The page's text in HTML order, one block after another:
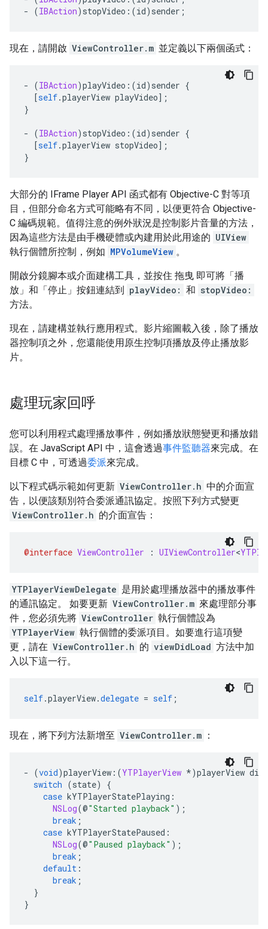
-
(IBAction) stopVideo :(id) sender ;
現在，請開啟 ViewController.m 並定義以下兩個函式：
- (IBAction)playVideo :(id) sender {
[self.playerView playVideo];
}
- (IBAction) stopVideo :(id) sender {
[self.playerView stopVideo];
}
大部分的 IFrame Player API 函式都有 Objective-C 對等項
目，但部分命名方式可能略有不同，以便更符合 Objective-
C 編碼規範。值得注意的例外狀況是控制影片音量的方法，
因為這些方法是由手機硬體或內建用於此用途的 UIView
執行個體所控制，例如 MPVolumeView 。
開啟分鏡腳本或介面建構工具，並按住 拖曳 即可將「播
放」 和「停止」 按鈕連結到 playVideo: 和 stopVideo:
方法。
現在，請建構並執行應用程式。影片縮圖載入後，除了播放
器控制項之外，您還能使用原生控制項播放及停止播放影
片。
處理玩家回呼
您可以利用程式處理播放事件，例如播放狀態變更和播放錯
誤。在 JavaScript API 中，這會透過事件監聽器來完成。在
目標 C 中，可透過委派來完成。
以下程式碼示範如何更新 ViewController.h 中的介面宣
告，以便該類別符合委派通訊協定。按照下列方式變更
ViewController.h 的介面宣告：
@interface ViewController : UIViewController<
YTPlayerViewDelegate 是用於處理播放器中的播放事件
的通訊協定。 如要更新 ViewController.m 來處理部分事
件，您必須先將 ViewController 執行個體設為
YTPlayerView 執行個體的委派項目。如要進行這項變
更，請在 ViewController.h 的 viewDidLoad 方法中加
入以下這一行。
self.playerView.delegate = self ;
現在，將下列方法新增至 ViewController.m ：
- (void)playerView :(YTPlayerView *)playerView
switch (state)
{
case kYTPlayerStatePlaying :
NSLog(@"Started playback" );
break ;
case kYTPlayerStatePaused :
NSLog(@"Paused playback" );
break ;
default :
break ;
}
}